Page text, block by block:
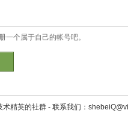
一个属于自己的帐号吧。
术精英的社群 - 联系我们：